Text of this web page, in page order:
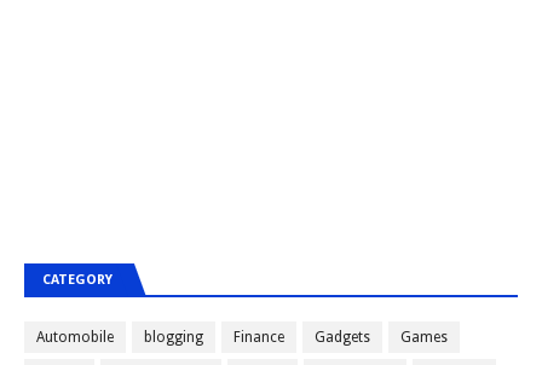
CATEGORY
Automobile blogging Finance Gadgets Games